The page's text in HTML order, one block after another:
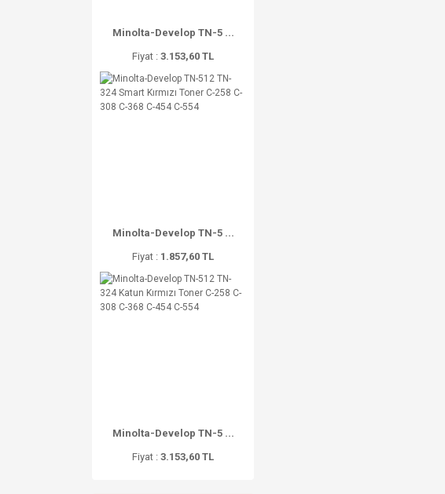
Minolta-Develop TN-5 ...
Fiyat : 3.153,60 TL
Minolta-Develop TN-5 ...
Fiyat : 1.857,60 TL
Minolta-Develop TN-5 ...
Fiyat : 3.153,60 TL